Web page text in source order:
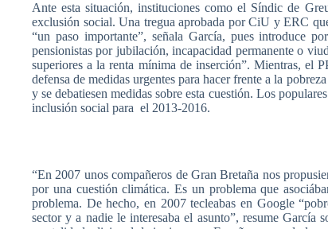
Anteesta situación,instituciones como el Síndic de
exclusión social.Una tregua aprobada por CiU yERC
“un paso importante”, señala García, puesintroducepor
pensionistas por jubilación,incapacidad permanenteo
superiores a larenta mínima de inserción”. Mientras, el
defensa demedidas urgentes para hacer frente a la pobreza
y sedebatiesen medidas sobre esta cuestión. Los populares
inclusión social para el 2013-2016.
“En 2007 unos compañeros de GranBretaña nos
por una cuestión climática.Es un problema que
problema. Dehecho, en 2007tecleabas en Google
sector y a nadieleinteresaba el asunto”, resumeGarcía